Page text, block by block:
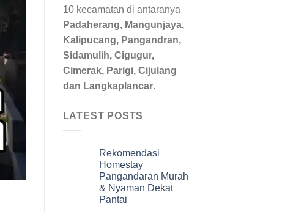
10 kecamatan di antaranya
Padaherang, Mangunjaya,
Kalipucang, Pangandran,
Sidamulih, Cigugur,
Cimerak, Parigi, Cijulang
dan Langkaplancar.
LATEST POSTS
Rekomendasi
Homestay
Pangandaran Murah
& Nyaman Dekat
Pantai